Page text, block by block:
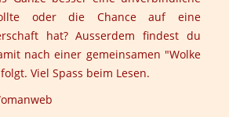
oder die Chance auf eine
hat? Ausserdem findest du
nach einer gemeinsamen "Wolke
Viel Spass beim Lesen.